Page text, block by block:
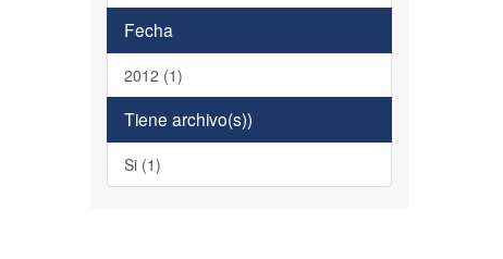
Fecha
2012 (1)
Tiene archivo(s))
Si (1)